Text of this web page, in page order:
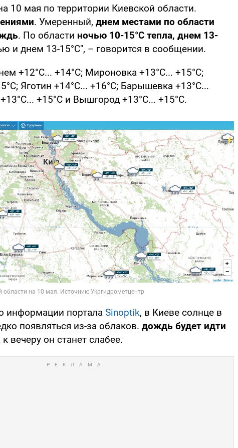
10 мая по территории Киевской области.
. Умеренный, днем местами по области
. По области ночью 10-15°С тепла, днем 13-
и днем 13-15°С", – говорится в сообщении.
+12°С... +14°С; Мироновка +13°С... +15°С;
Яготин +14°С... +16°С; Барышевка +13°С...
+15°С и Вышгород +13°С... +15°С.
информации портала Sinoptik, в Киеве солнце в
появляться из-за облаков. дождь будет идти
вечеру он станет слабее.